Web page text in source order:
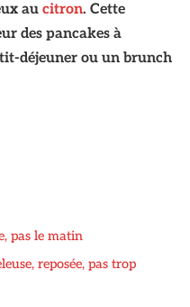
au citron. Cette
des pancakes à
déjeuner ou un brunch
pas le matin
reposée, pas trop